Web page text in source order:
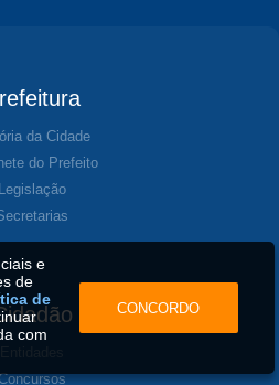
da Cidade
do Prefeito
Legislação
e
de
de
com
CONCORDO